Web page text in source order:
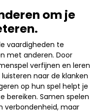
om je
vaardigheden te
met anderen. Door
verfijnen en leren
naar de klanken
op hun spel helpt je
bereiken. Samen spelen
verbondenheid, maar